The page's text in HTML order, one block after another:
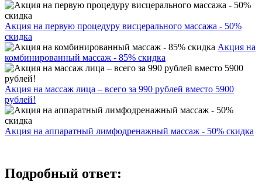
Акция на первую процедуру висцерального массажа - 50%
скидка
Акция на
комбинированный массаж - 85% скидка
Акция на массаж лица – всего за 990 рублей вместо 5900
рублей!
Акция на аппаратный лимфодренажный массаж - 50% скидка
Подробный ответ: